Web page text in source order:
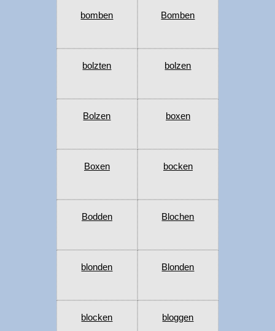
bomben Bomben
bolzten bolzen
Bolzen boxen
Boxen bocken
Bodden Blochen
blonden Blonden
blocken bloggen